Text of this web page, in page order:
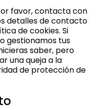
favor, contacta con
detalles de contacto
de cookies. Si
gestionamos tus
saber, pero
una queja a la
de protección de